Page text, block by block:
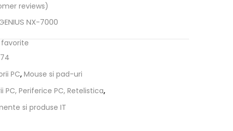
reviews)
NX-7000
PC, Mouse si pad-uri
PC, Periferice PC, Retelistica,
si produse IT